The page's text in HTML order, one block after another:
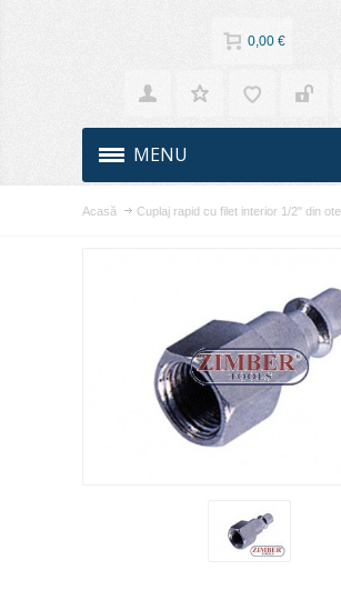
0,00 €
MENU
Acasă Cuplaj rapid cu filet interior 1/2" din